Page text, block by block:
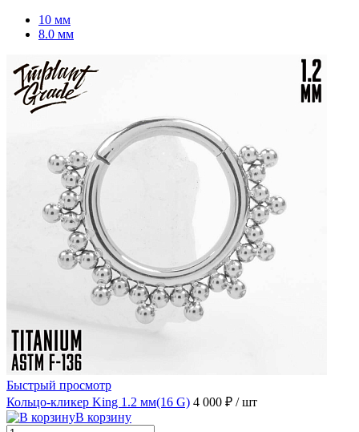
10 мм
8.0 мм
Быстрый просмотр
Кольцо-кликер King 1.2 мм(16 G) 4 000 ₽ / шт
В корзину